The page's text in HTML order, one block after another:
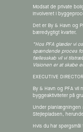
Modsat de private
involveret i
Det er By & Havn og
bæredygtigt kvarter.
“Hos PFA glæder vi
spændende proces
fællesskab vil vi
Visionen er at skabe
EXECUTIVE
By & Havn og PFA
byggeaktiviteter på
Under planlægningen
Stejlepladsen,
Hvis du har